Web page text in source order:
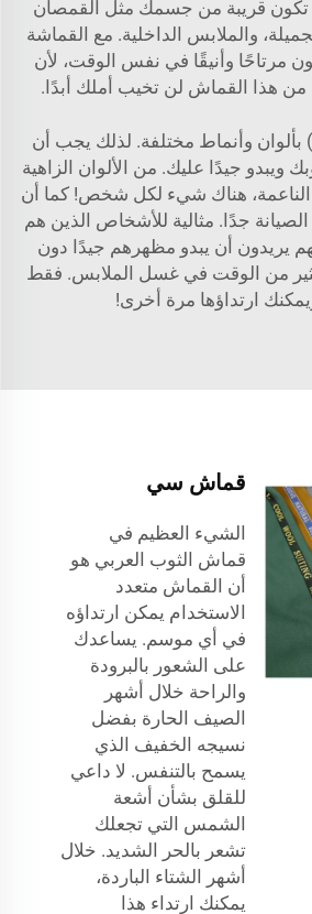
تكون قريبة من جسمك مثل القمصان
والملابس الداخلية. مع القماشة
مرتاحًا وأنيقًا في نفس الوقت، لأن
من هذا القماش لن تخيب أملك أبدًا.
وأنماط مختلفة. لذلك يجب أن
ويبدو جيدًا عليك. من الألوان الزاهية
الناعمة، هناك شيء لكل شخص! كما أن
جدًا. مثالية للأشخاص الذين هم
يريدون أن يبدو مظهرهم جيدًا دون
من الوقت في غسل الملابس. فقط
ارتداؤها مرة أخرى!
قماش سي
الشيء العظيم في
قماش الثوب العربي هو
أن القماش متعدد
الاستخدام يمكن ارتداؤه
في أي موسم. يساعدك
على الشعور بالبرودة
والراحة خلال أشهر
الصيف الحارة بفضل
نسيجه الخفيف الذي
يسمح بالتنفس. لا داعي
للقلق بشأن أشعة
الشمس التي تجعلك
تشعر بالحر الشديد. خلال
أشهر الشتاء الباردة،
يمكنك ارتداء هذا